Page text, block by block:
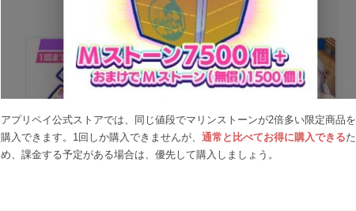
アプリペイ公式ストアでは、同じ値段でマリンストーンが2倍多い限定商品を
購入できます。1回しか購入できませんが、 通常と比べてお得に購入できるた
め、課金する予定がある場合は、優先して購入しましょう。